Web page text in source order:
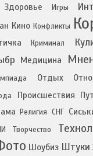
Здоровье Игры
Кино Конфликты
Криминал
Медицина
Отдых
Происшествия
Религия СНГ
Творчество
Шоубиз Штуки